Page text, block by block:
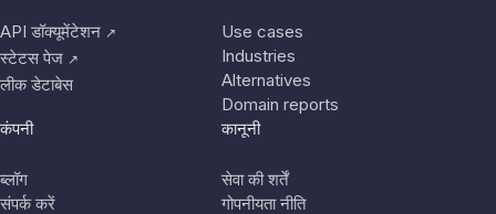
API डॉक्यूमेंटेशन ↗
स्टेटस पेज ↗
लीक डेटाबेस
Use cases
Industries
Alternatives
Domain reports
कंपनी
ब्लॉग
संपर्क करें
कानूनी
सेवा की शर्तें
गोपनीयता नीति